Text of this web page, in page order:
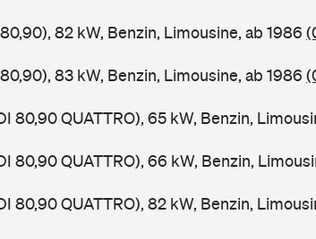
82 kW, Benzin, Limousine, ab 1986
83 kW, Benzin, Limousine, ab 1986
80,90 QUATTRO), 65 kW, Benzin,
80,90 QUATTRO), 66 kW, Benzin,
80,90 QUATTRO), 82 kW, Benzin,